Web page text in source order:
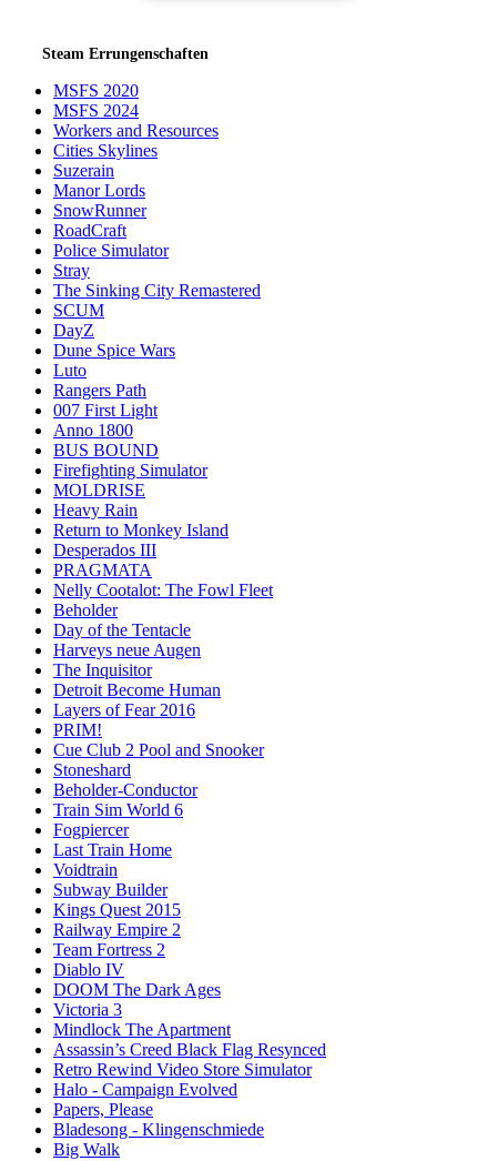
Steam Errungenschaften
MSFS 2020
MSFS 2024
Workers and Resources
Cities Skylines
Suzerain
Manor Lords
SnowRunner
RoadCraft
Police Simulator
Stray
The Sinking City Remastered
SCUM
DayZ
Dune Spice Wars
Luto
Rangers Path
007 First Light
Anno 1800
BUS BOUND
Firefighting Simulator
MOLDRISE
Heavy Rain
Return to Monkey Island
Desperados III
PRAGMATA
Nelly Cootalot: The Fowl Fleet
Beholder
Day of the Tentacle
Harveys neue Augen
The Inquisitor
Detroit Become Human
Layers of Fear 2016
PRIM!
Cue Club 2 Pool and Snooker
Stoneshard
Beholder-Conductor
Train Sim World 6
Fogpiercer
Last Train Home
Voidtrain
Subway Builder
Kings Quest 2015
Railway Empire 2
Team Fortress 2
Diablo IV
DOOM The Dark Ages
Victoria 3
Mindlock The Apartment
Assassin’s Creed Black Flag Resynced
Retro Rewind Video Store Simulator
Halo - Campaign Evolved
Papers, Please
Bladesong - Klingenschmiede
Big Walk